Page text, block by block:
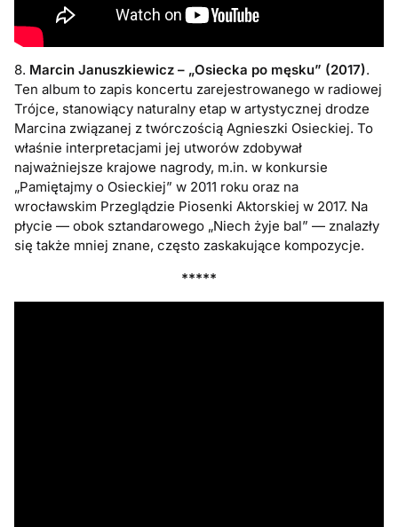
8. Marcin Januszkiewicz – „Osiecka po męsku” (2017).
Ten album to zapis koncertu zarejestrowanego w radiowej
Trójce, stanowiący naturalny etap w artystycznej drodze
Marcina związanej z twórczością Agnieszki Osieckiej. To
właśnie interpretacjami jej utworów zdobywał
najważniejsze krajowe nagrody, m.in. w konkursie
„Pamiętajmy o Osieckiej” w 2011 roku oraz na
wrocławskim Przeglądzie Piosenki Aktorskiej w 2017. Na
płycie — obok sztandarowego „Niech żyje bal” — znalazły
się także mniej znane, często zaskakujące kompozycje.
*****